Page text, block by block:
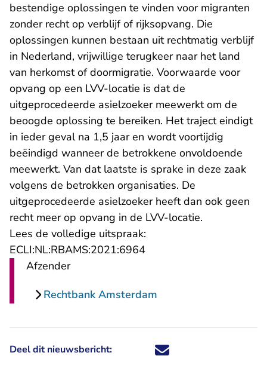
bestendige oplossingen te vinden voor migranten
zonder recht op verblijf of rijksopvang. Die
oplossingen kunnen bestaan uit rechtmatig verblijf
in Nederland, vrijwillige terugkeer naar het land
van herkomst of doormigratie. Voorwaarde voor
opvang op een LVV-locatie is dat de
uitgeprocedeerde asielzoeker meewerkt om de
beoogde oplossing te bereiken. Het traject eindigt
in ieder geval na 1,5 jaar en wordt voortijdig
beëindigd wanneer de betrokkene onvoldoende
meewerkt. Van dat laatste is sprake in deze zaak
volgens de betrokken organisaties. De
uitgeprocedeerde asielzoeker heeft dan ook geen
recht meer op opvang in de LVV-locatie.
Lees de volledige uitspraak:
ECLI:NL:RBAMS:2021:6964- U verlaat
Afzender
Rechtbank Amsterdam
Deel dit nieuwsbericht: Deel dit nieuwsbericht via X -
Deel dit nieuwsbericht via
Deel dit nieuwsbericht
Deel dit